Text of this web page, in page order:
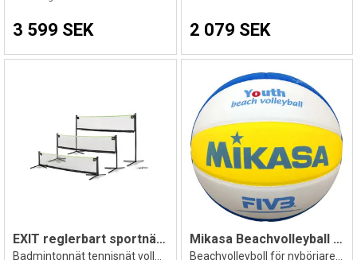
3 599 SEK 2 079 SEK
EXIT reglerbart sportnät 3 m Mikasa Beachvolleyball SBV Youth Beach